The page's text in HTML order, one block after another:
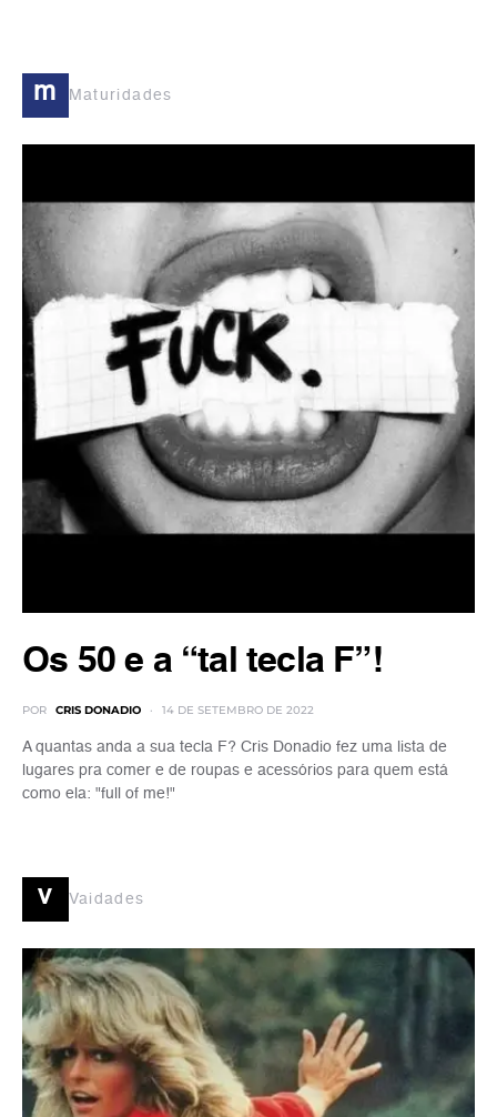
m Maturidades
Os 50 e a “tal tecla F”!
POR CRIS DONADIO 14 DE SETEMBRO DE 2022
A quantas anda a sua tecla F? Cris Donadio fez uma lista de
lugares pra comer e de roupas e acessórios para quem está
como ela: "full of me!"
v Vaidades